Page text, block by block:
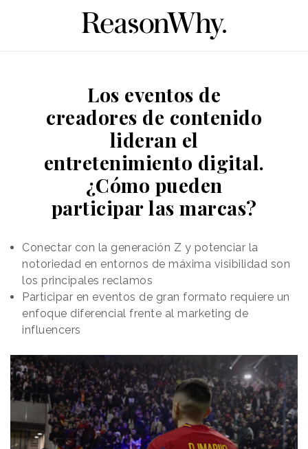
Los eventos de
creadores de contenido
lideran el
entretenimiento digital.
¿Cómo pueden
participar las marcas?
Conectar con la generación Z y potenciar la
notoriedad en entornos de máxima visibilidad son
los principales reclamos
Participar en eventos de gran formato requiere un
enfoque diferencial frente al marketing de
influencers